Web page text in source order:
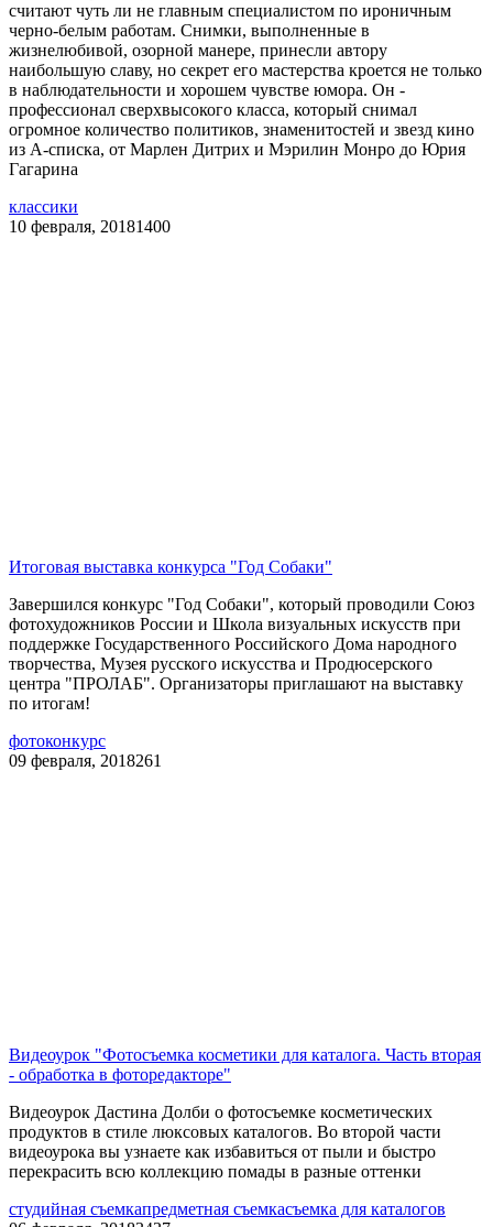
считают чуть ли не главным специалистом по ироничным
черно-белым работам. Снимки, выполненные в
жизнелюбивой, озорной манере, принесли автору
наибольшую славу, но секрет его мастерства кроется не только
в наблюдательности и хорошем чувстве юмора. Он -
профессионал сверхвысокого класса, который снимал
огромное количество политиков, знаменитостей и звезд кино
из А-списка, от Марлен Дитрих и Мэрилин Монро до Юрия
Гагарина
классики
10 февраля, 20181400
Итоговая выставка конкурса "Год Собаки"
Завершился конкурс "Год Собаки", который проводили Союз
фотохудожников России и Школа визуальных искусств при
поддержке Государственного Российского Дома народного
творчества, Музея русского искусства и Продюсерского
центра "ПРОЛАБ". Организаторы приглашают на выставку
по итогам!
фотоконкурс
09 февраля, 2018261
Видеоурок "Фотосъемка косметики для каталога. Часть вторая
- обработка в фоторедакторе"
Видеоурок Дастина Долби о фотосъемке косметических
продуктов в стиле люксовых каталогов. Во второй части
видеоурока вы узнаете как избавиться от пыли и быстро
перекрасить всю коллекцию помады в разные оттенки
студийная съемкапредметная съемкасъемка для каталогов